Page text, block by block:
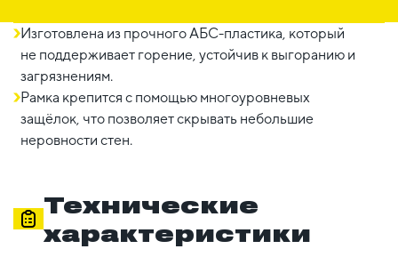
Изготовлена из прочного АБС-пластика, который
не поддерживает горение, устойчив к выгоранию и
загрязнениям.
Рамка крепится с помощью многоуровневых
защёлок, что позволяет скрывать небольшие
неровности стен.
Технические
характеристики